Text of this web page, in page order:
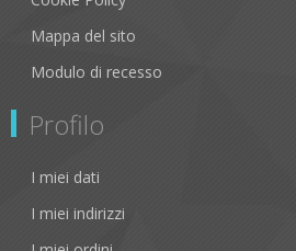
Mappa del sito
Modulo di recesso
Profilo
I miei dati
I miei indirizzi